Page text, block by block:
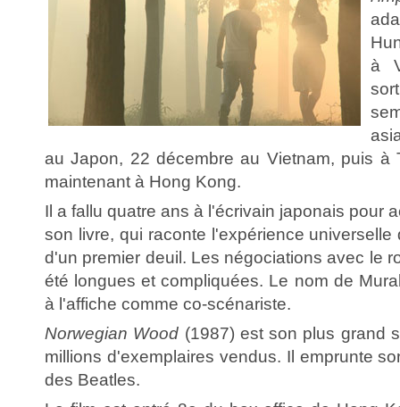
à
au Japon, 22 décembre au Vietnam, puis à
maintenant à Hong Kong.
Il a fallu quatre ans à l'écrivain japonais pour
son livre, qui raconte l'expérience universelle
d'un premier deuil. Les négociations avec le
été longues et compliquées. Le nom de
à l'affiche comme co-scénariste.
Norwegian Wood (1987) est son plus grand
millions d'exemplaires vendus. Il emprunte
des Beatles.